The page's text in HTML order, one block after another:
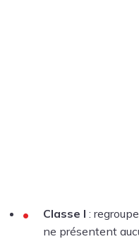
Classe I :
ne présentent